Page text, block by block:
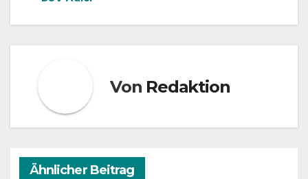
Von Redaktion
Ähnlicher Beitrag